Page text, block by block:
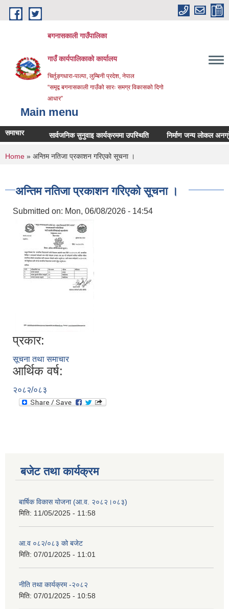
Skip to main content
बगनासकाली गाउँपालिका
गाउँ कार्यपालिकाको कार्यालय
चिर्तुङ्गधारा-पाल्पा, लुम्बिनी प्रदेश, नेपाल
“समृद्व बगनासकाली गाउँको सारः समग्र विकासको दिगो
आधार”
Main menu
समाचार सार्वजनिक सुनुवाइ कार्यक्रममा उपस्थिति निर्माण जन्य लोकल अनग्रेडेड
You are here
Home » अन्तिम नतिजा प्रकाशन गरिएको सूचना ।
अन्तिम नतिजा प्रकाशन गरिएको सूचना ।
Submitted on: Mon, 06/08/2026 - 14:54
प्रकार:
सूचना तथा समाचार
आर्थिक वर्ष:
२०८२/०८३
बजेट तथा कार्यक्रम
बार्षिक विकास योजना (आ.व. २०८२।०८३)
मिति: 11/05/2025 - 11:58
आ.व ०८२/०८३ को बजेट
मिति: 07/01/2025 - 11:01
नीति तथा कार्यक्रम -२०८२
मिति: 07/01/2025 - 10:58